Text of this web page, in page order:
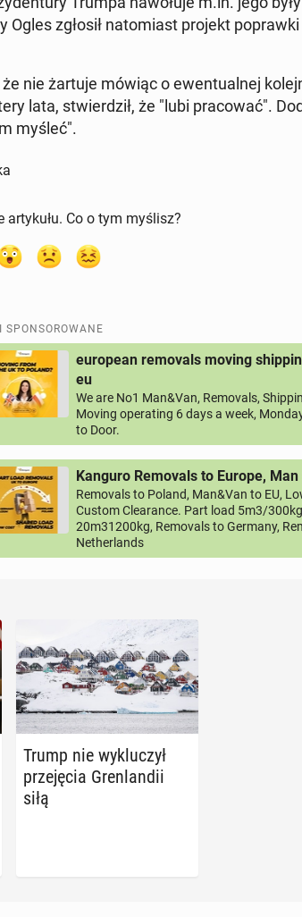
Ogles zgłosił na­to­miast projekt
nie żartuje mówiąc o ewen­tu­al­nej
lata, stwier­dził, że "lubi pra­co­wać".
myśleć".
Co o tym myślisz?
SPONSOROWANE
european removals moving
eu
We are No1 Man&Van, Removals,
Moving operating 6 days a week,
to Door.
Kanguro Removals to Europe, Man
Removals to Poland, Man&Van to EU,
Custom Clearance. Part load 5m3/
20m31200kg, Removals to Germany,
Netherlands
Trump nie wy­klu­czył
prze­ję­cia Gren­lan­dii
siłą